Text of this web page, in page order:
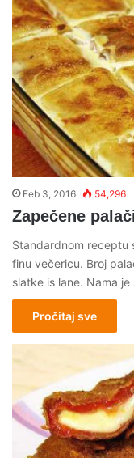
Feb 3, 2016 54,296
Zapečene
Standardnom receptu
finu večericu. Broj
slatke is lane. Nama
Pročitaj sve